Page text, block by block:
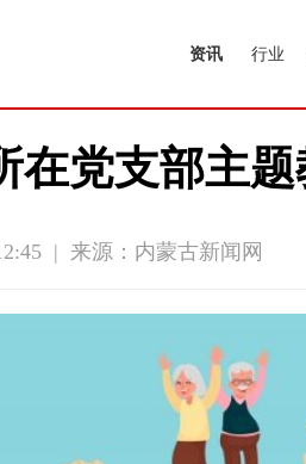
资讯 行业
在党支部主
| 来源：内蒙古新闻网